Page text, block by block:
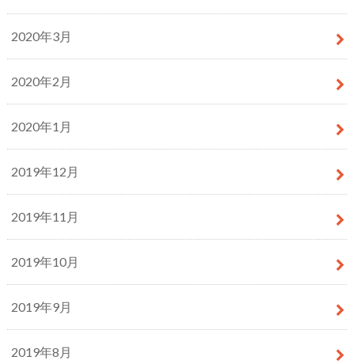
2020年3月
2020年2月
2020年1月
2019年12月
2019年11月
2019年10月
2019年9月
2019年8月